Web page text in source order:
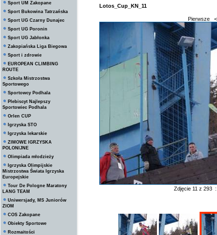
Sport UM Zakopane
Sport Bukowina Tatrzańska
Sport UG Czarny Dunajec
Sport UG Poronin
Sport UG Jabłonka
Zakopiańska Liga Biegowa
Sport i zdrowie
EUROPEAN CLIMBING
ROUTE
Szkoła Mistrzostwa
Sportowego
Sportowcy Podhala
Plebiscyt Najlepszy
Sportowiec Podhala
Orlen CUP
Igrzyska STO
Igrzyska lekarskie
ZIMOWE IGRZYSKA
POLONIJNE
Olimpiada młodzieży
Igrzyska Olimpijskie
Mistrzostwa Świata Igrzyska
Europejskie
Tour De Pologne Maratony
LANG TEAM
Uniwersjady, MS Juniorów
ZIOM
COS Zakopane
Obiekty Sportowe
Rozmaitości
Lotos_Cup_KN_11
Pierwsze
Zdjęcie 11 z 293